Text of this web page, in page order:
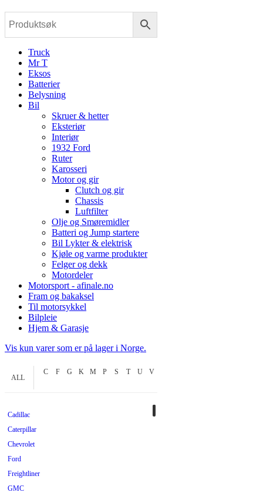
Truck
Mr T
Eksos
Batterier
Belysning
Bil
Skruer & hetter
Eksteriør
Interiør
1932 Ford
Ruter
Karosseri
Motor og gir
Clutch og gir
Chassis
Luftfilter
Olje og Smøremidler
Batteri og Jump startere
Bil Lykter & elektrisk
Kjøle og varme produkter
Felger og dekk
Motordeler
Motorsport - afinale.no
Fram og bakaksel
Til motorsykkel
Bilpleie
Hjem & Garasje
Vis kun varer som er på lager i Norge.
ALL
C F G K M P S T U V
Cadillac
Caterpillar
Chevrolet
Ford
Freightliner
GMC